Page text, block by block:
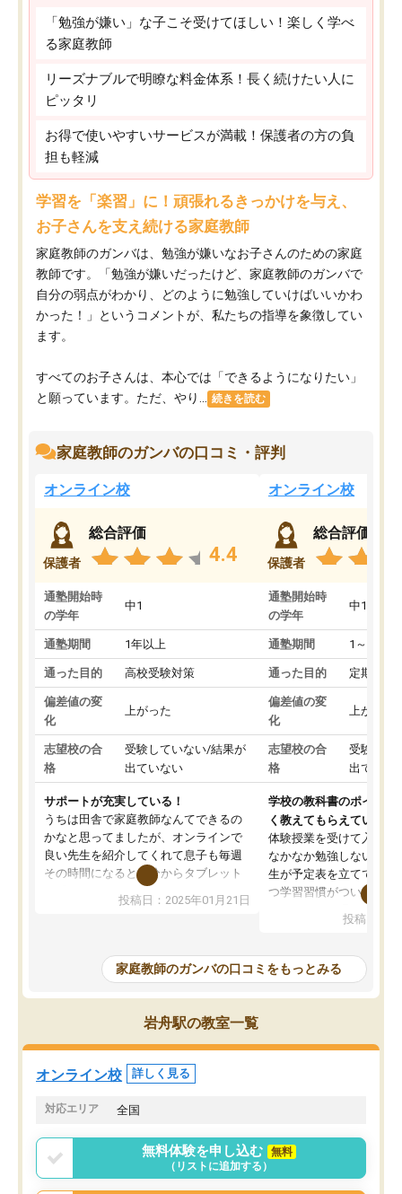
「勉強が嫌い」な子こそ受けてほしい！楽しく学べ
る家庭教師
リーズナブルで明瞭な料金体系！長く続けたい人に
ピッタリ
お得で使いやすいサービスが満載！保護者の方の負
担も軽減
学習を「楽習」に！頑張れるきっかけを与え、
お子さんを支え続ける家庭教師
家庭教師のガンバは、勉強が嫌いなお子さんのための家庭
教師です。「勉強が嫌いだったけど、家庭教師のガンバで
自分の弱点がわかり、どのように勉強していけばいいかわ
かった！」というコメントが、私たちの指導を象徴してい
ます。
すべてのお子さんは、本心では「できるようになりたい」
と願っています。ただ、やり...
続きを読む
家庭教師のガンバの口コミ・評判
オンライン校
保護者
総合評価
4.4
通塾開始時
の学年
中1
通塾期間 1年以上
通った目的 高校受験対策
偏差値の変
化
上がった
志望校の合
格
受験していない/結果が
出ていない
サポートが充実している！
うちは田舎で家庭教師なんてできるの
かなと思ってましたが、オンラインで
良い先生を紹介してくれて息子も毎週
その時間になると自分からタブレット
を開いてzoomを繋げるようになりまし
た！5科目なんでもOKなのもとても気
めて1年ほどだった今では平均点以上の
科目が増えてきました！あと1年受験ま
であるので無料の週末教室を使用しな
がら頑張って欲しいと思います！
投稿日：2025年01月21日
オンライン校
保護者
総合評価
通塾開始時
の学年
中1
通塾期間 1～3ヵ月
通った目的 定期テス
偏差値の変
化
上がった
志望校の合
格
受験して
出ていな
学校の教科書のポイント
く教えてもらえている
体験授業を受けて入塾し
なかなか勉強しない息子
生が予定表を立ててくれ
つ学習習慣がついてきま
指導が無い日も予定表
問できるのでとても助か
投稿日：
家庭教師のガンバの口コミをもっとみる
岩舟駅の教室一覧
オンライン校 詳しく見る
対応エリア 全国
無料体験を申し込む
無料
（リストに追加する）